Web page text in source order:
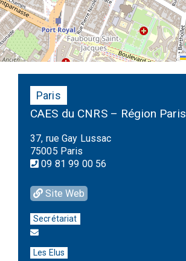
Paris
CAES du CNRS – Région Paris
37, rue Gay Lussac
75005 Paris
09 81 99 00 56
Site Web
Secrétariat
Les Elus